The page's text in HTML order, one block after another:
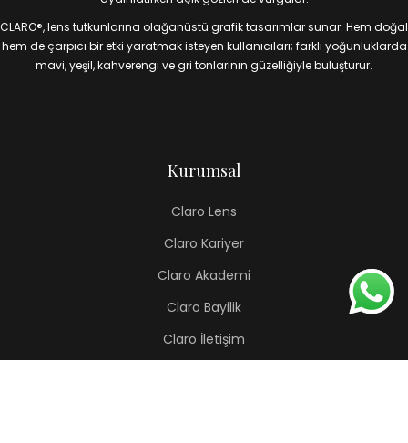
CLARO®, lens tutkunlarına olağanüstü grafik tasarımlar sunar. Hem doğal
hem de çarpıcı bir etki yaratmak isteyen kullanıcıları; farklı yoğunluklarda
mavi, yeşil, kahverengi ve gri tonlarının güzelliğiyle buluşturur.
Kurumsal
Claro Lens
Claro Kariyer
Claro Akademi
Claro Bayilik
Claro İletişim